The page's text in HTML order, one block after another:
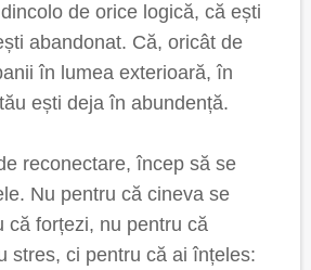
de orice logică, că ești
abandonat. Că, oricât de
în lumea exterioară, în
ești deja în abundență.
reconectare, încep să se
Nu pentru că cineva se
că forțezi, nu pentru că
stres, ci pentru că ai înțeles: